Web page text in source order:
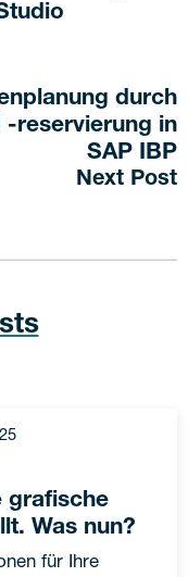
durch
-reservierung in
SAP IBP
Next Post
grafische
Was nun?
für Ihre